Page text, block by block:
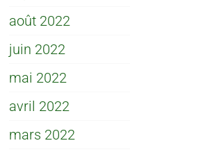
août 2022
juin 2022
mai 2022
avril 2022
mars 2022